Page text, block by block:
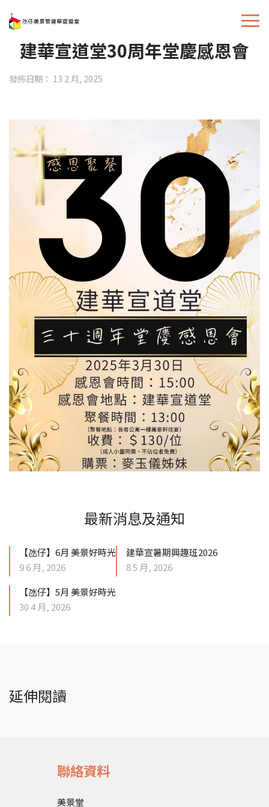
建華宣道堂30周年堂慶感恩會
發佈日期： 13 2 月, 2025
最新消息及通知
【氹仔】6月 美景好時光
9 6 月, 2026
建華宣暑期興趣班2026
8 5 月, 2026
【氹仔】5月 美景好時光
30 4 月, 2026
延伸閱讀
聯絡資料
美景堂